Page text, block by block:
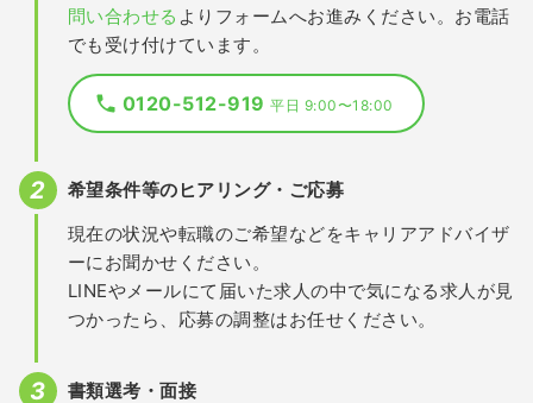
問い合わせる よりフォームへお進みください。お電話
でも受け付けています。
0120-512-919平日 9:00〜18:00
希望条件等のヒアリング・ご応募
現在の状況や転職のご希望などをキャリアアドバイザ
ーにお聞かせください。
LINEやメールにて届いた求人の中で気になる求人が見
つかったら、応募の調整はお任せください。
書類選考・面接